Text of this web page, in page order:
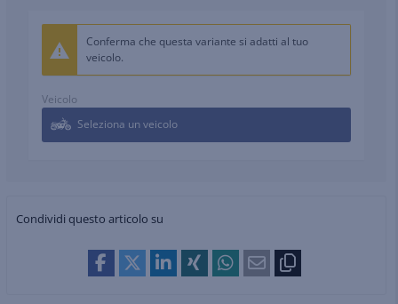
Conferma che questa variante si adatti al tuo
veicolo.
Veicolo
Seleziona un veicolo
Condividi questo articolo su